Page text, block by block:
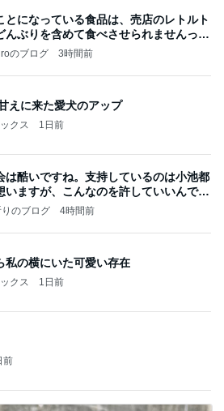
とになっている食品は、売店のレトルト
んぶりを含めて食べさせられませんっ
のブログ 3時間前
えに来た愛犬のアップ
クス 1日前
は酷いですね。支持しているのは小池都
いますが、こんなのを許していいんです
のブログ 4時間前
私の横にいた可愛い存在
クス 1日前
前